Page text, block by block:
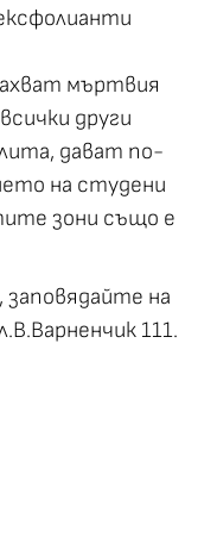
мъртвия
други
дават по-
на студени
зони също е
заповядайте на
111.